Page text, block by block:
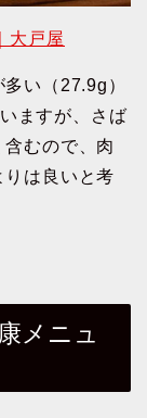
大戸屋
い（27.9g）
ますが、さば
むので、肉
は良いと考
メニュ